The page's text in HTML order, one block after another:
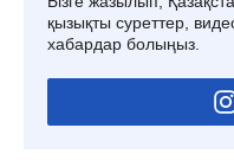
қызықты суреттер,
хабардар болыңыз.